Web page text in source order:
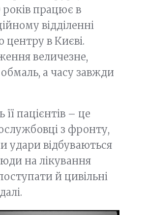
працює в
відділенні
центру в Києві.
величезне,
обмаль, а часу завжди
її пацієнтів – це
з фронту,
удари відбуваються
на лікування
й цивільні